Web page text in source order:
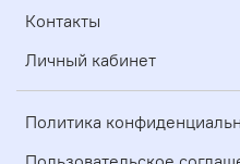
Контакты
Личный кабинет
Политика